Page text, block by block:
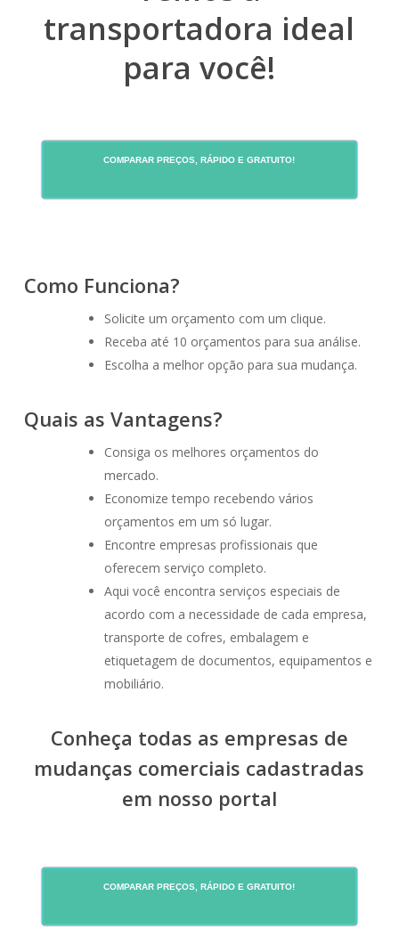
transportadora ideal
para você!
COMPARAR PREÇOS, RÁPIDO E GRATUITO!
Como Funciona?
Solicite um orçamento com um clique.
Receba até 10 orçamentos para sua análise.
Escolha a melhor opção para sua mudança.
Quais as Vantagens?
Consiga os melhores orçamentos do
mercado.
Economize tempo recebendo vários
orçamentos em um só lugar.
Encontre empresas profissionais que
oferecem serviço completo.
Aqui você encontra serviços especiais de
acordo com a necessidade de cada empresa,
transporte de cofres, embalagem e
etiquetagem de documentos, equipamentos e
mobiliário.
Conheça todas as empresas de
mudanças comerciais cadastradas
em nosso portal
COMPARAR PREÇOS, RÁPIDO E GRATUITO!